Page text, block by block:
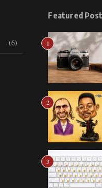
(6)
Featured
1
2
3